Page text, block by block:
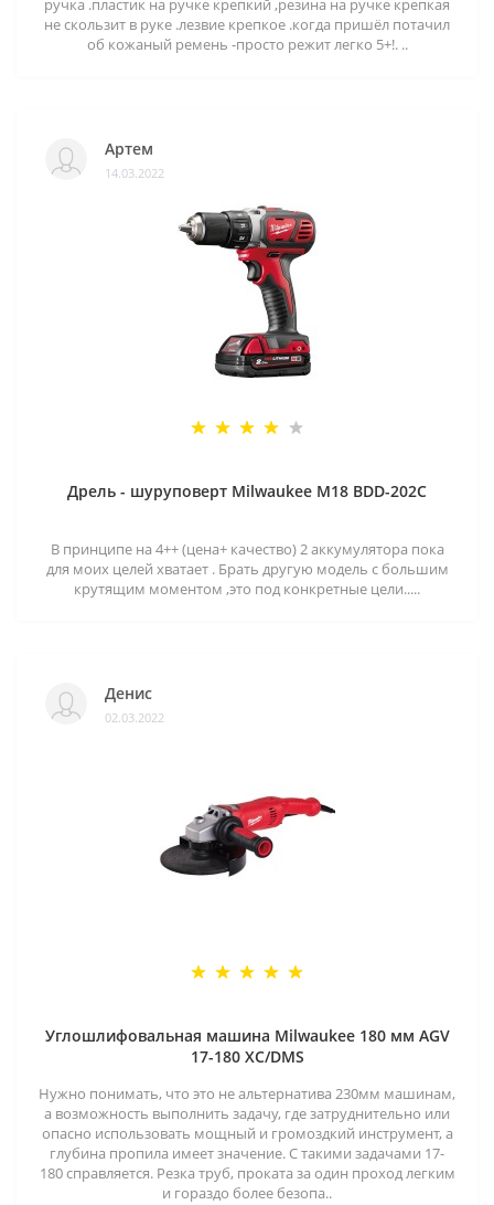
ручка .пластик на ручке крепкий ,резина на ручке крепкая
не скользит в руке .лезвие крепкое .когда пришёл потачил
об кожаный ремень -просто режит легко 5+!. ..
Артем
14.03.2022
Дрель - шуруповерт Milwaukee M18 BDD-202C
В принципе на 4++ (цена+ качество) 2 аккумулятора пока
для моих целей хватает . Брать другую модель с большим
крутящим моментом ,это под конкретные цели.....
Денис
02.03.2022
Углошлифовальная машина Milwaukee 180 мм AGV
17-180 XC/DMS
Нужно понимать, что это не альтернатива 230мм машинам,
а возможность выполнить задачу, где затруднительно или
опасно использовать мощный и громоздкий инструмент, а
глубина пропила имеет значение. С такими задачами 17-
180 справляется. Резка труб, проката за один проход легким
и гораздо более безопа..